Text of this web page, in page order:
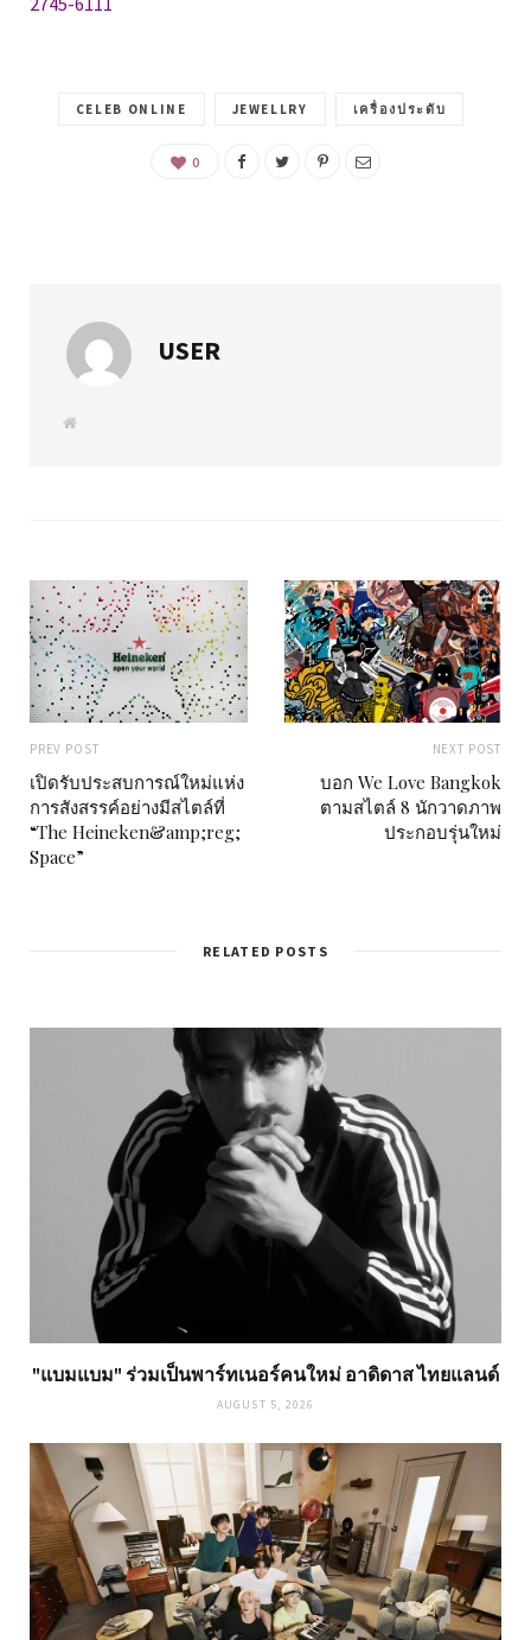
CELEB ONLINE JEWELLRY เครื่องประดับ
0
USER
W
PREV POST
เปิดรับประสบการณ์ใหม่แห่ง
การสังสรรค์อย่างมีสไตล์ที่
“The Heineken&amp;reg;
Space”
NEXT POST
บอก We Love Bangkok
ตามสไตล์ 8 นักวาดภาพ
ประกอบรุ่นใหม่
RELATED POSTS
"แบมแบม" ร่วมเป็นพาร์ทเนอร์คนใหม่ อาดิดาส ไทยแลนด์
AUGUST 5, 2026